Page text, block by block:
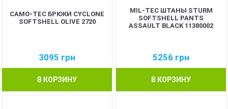
CAMO-TEC БРЮКИ CYCLONE
SOFTSHELL OLIVE 2720
3095 грн
В КОРЗИНУ
MIL-TEC ШТАНЫ STURM
SOFTSHELL PANTS
ASSAULT BLACK 11380002
5256 грн
В КОРЗИНУ